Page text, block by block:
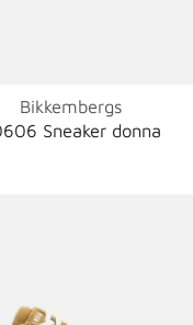
Bikkembergs
Sneaker donna